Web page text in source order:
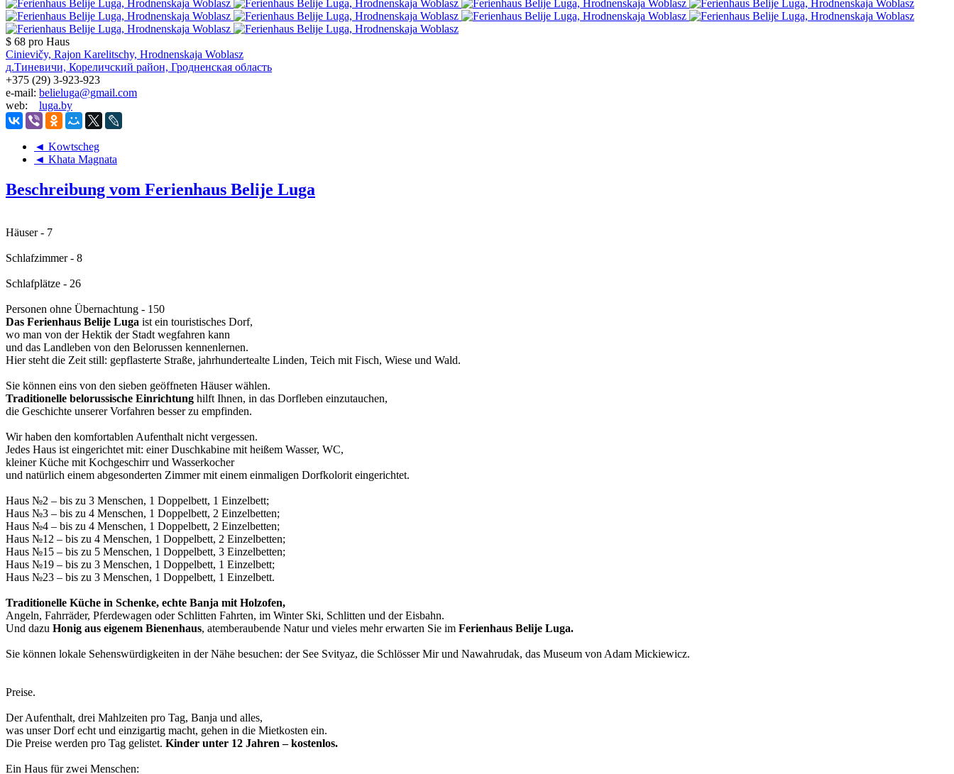
$ 68 pro Haus
Cinievičy, Rajon Karelitschy, Hrodnenskaja Woblasz
д.Тиневичи, Кореличский район, Гродненская область
+375 (29) 3-923-923
e-mail: belieluga@gmail.com
web: luga.by
◄ Kowtscheg
◄ Khata Magnata
Beschreibung vom Ferienhaus Belije Luga
Häuser - 7
Schlafzimmer - 8
Schlafplätze - 26
Personen ohne Übernachtung - 150
Das Ferienhaus Belije Luga ist ein touristisches Dorf,
wo man von der Hektik der Stadt wegfahren kann
und das Landleben von den Belorussen kennenlernen.
Hier steht die Zeit still: gepflasterte Straße, jahrhundertealte Linden, Teich mit Fisch, Wiese und Wald.
Sie können eins von den sieben geöffneten Häuser wählen.
Traditionelle belorussische Einrichtung hilft Ihnen, in das Dorfleben einzutauchen,
die Geschichte unserer Vorfahren besser zu empfinden.
Wir haben den komfortablen Aufenthalt nicht vergessen.
Jedes Haus ist eingerichtet mit: einer Duschkabine mit heißem Wasser, WC,
kleiner Küche mit Kochgeschirr und Wasserkocher
und natürlich einem abgesonderten Zimmer mit einem einmaligen Dorfkolorit eingerichtet.
Haus №2 – bis zu 3 Menschen, 1 Doppelbett, 1 Einzelbett;
Haus №3 – bis zu 4 Menschen, 1 Doppelbett, 2 Einzelbetten;
Haus №4 – bis zu 4 Menschen, 1 Doppelbett, 2 Einzelbetten;
Haus №12 – bis zu 4 Menschen, 1 Doppelbett, 2 Einzelbetten;
Haus №15 – bis zu 5 Menschen, 1 Doppelbett, 3 Einzelbetten;
Haus №19 – bis zu 3 Menschen, 1 Doppelbett, 1 Einzelbett;
Haus №23 – bis zu 3 Menschen, 1 Doppelbett, 1 Einzelbett.
Traditionelle Küche in Schenke, echte Banja mit Holzofen,
Angeln, Fahrräder, Pferdewagen oder Schlitten Fahrten, im Winter Ski, Schlitten und der Eisbahn.
Und dazu Honig aus eigenem Bienenhaus, atemberaubende Natur und vieles mehr erwarten Sie im Ferienhaus Belije Luga.
Sie können lokale Sehenswürdigkeiten in der Nähe besuchen: der See Svityaz, die Schlösser Mir und Nawahrudak, das Museum von Adam Mickiewicz.
Preise.
Der Aufenthalt, drei Mahlzeiten pro Tag, Banja und alles,
was unser Dorf echt und einzigartig macht, gehen in die Mietkosten ein.
Die Preise werden pro Tag gelistet. Kinder unter 12 Jahren – kostenlos.
Ein Haus für zwei Menschen: